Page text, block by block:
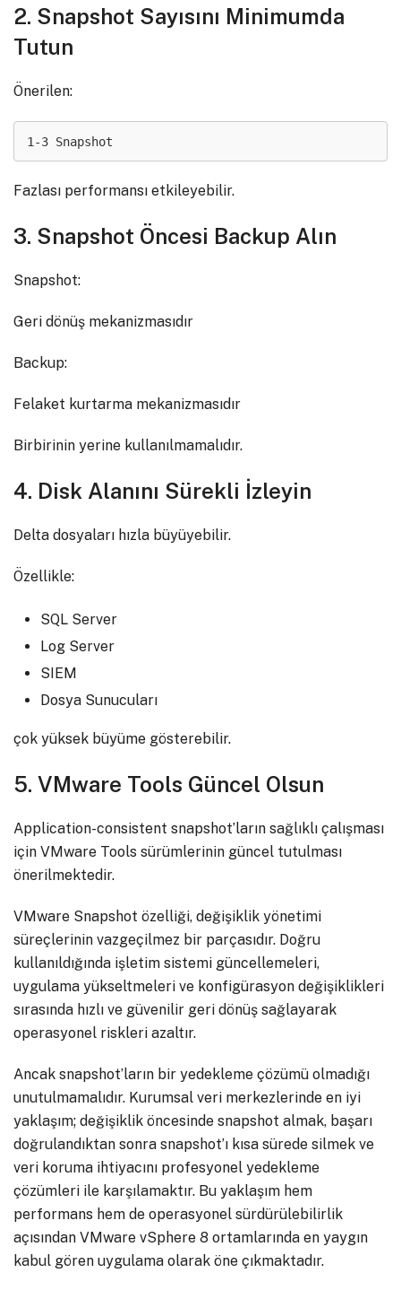
2. Snapshot Sayısını Minimumda
Tutun
Önerilen:
1-3 Snapshot
Fazlası performansı etkileyebilir.
3. Snapshot Öncesi Backup Alın
Snapshot:
Geri dönüş mekanizmasıdır
Backup:
Felaket kurtarma mekanizmasıdır
Birbirinin yerine kullanılmamalıdır.
4. Disk Alanını Sürekli İzleyin
Delta dosyaları hızla büyüyebilir.
Özellikle:
SQL Server
Log Server
SIEM
Dosya Sunucuları
çok yüksek büyüme gösterebilir.
5. VMware Tools Güncel Olsun
Application-consistent snapshot’ların sağlıklı çalışması
için VMware Tools sürümlerinin güncel tutulması
önerilmektedir.
VMware Snapshot özelliği, değişiklik yönetimi
süreçlerinin vazgeçilmez bir parçasıdır. Doğru
kullanıldığında işletim sistemi güncellemeleri,
uygulama yükseltmeleri ve konfigürasyon değişiklikleri
sırasında hızlı ve güvenilir geri dönüş sağlayarak
operasyonel riskleri azaltır.
Ancak snapshot’ların bir yedekleme çözümü olmadığı
unutulmamalıdır. Kurumsal veri merkezlerinde en iyi
yaklaşım; değişiklik öncesinde snapshot almak, başarı
doğrulandıktan sonra snapshot’ı kısa sürede silmek ve
veri koruma ihtiyacını profesyonel yedekleme
çözümleri ile karşılamaktır. Bu yaklaşım hem
performans hem de operasyonel sürdürülebilirlik
açısından VMware vSphere 8 ortamlarında en yaygın
kabul gören uygulama olarak öne çıkmaktadır.